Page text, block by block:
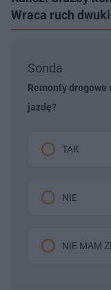
Wraca ruch
Sonda
Remonty drogowe
jazdę?
TAK
NIE
NIE MAM